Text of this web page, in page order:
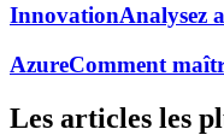
InnovationAnalysez
AzureComment
Les articles les